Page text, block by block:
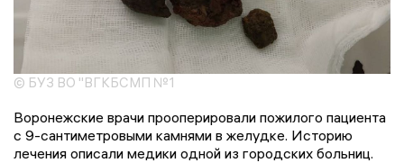
© БУЗ ВО "ВГКБСМП №1
Воронежские врачи прооперировали пожилого пациента
с 9-сантиметровыми камнями в желудке. Историю
лечения описали медики одной из городских больниц.